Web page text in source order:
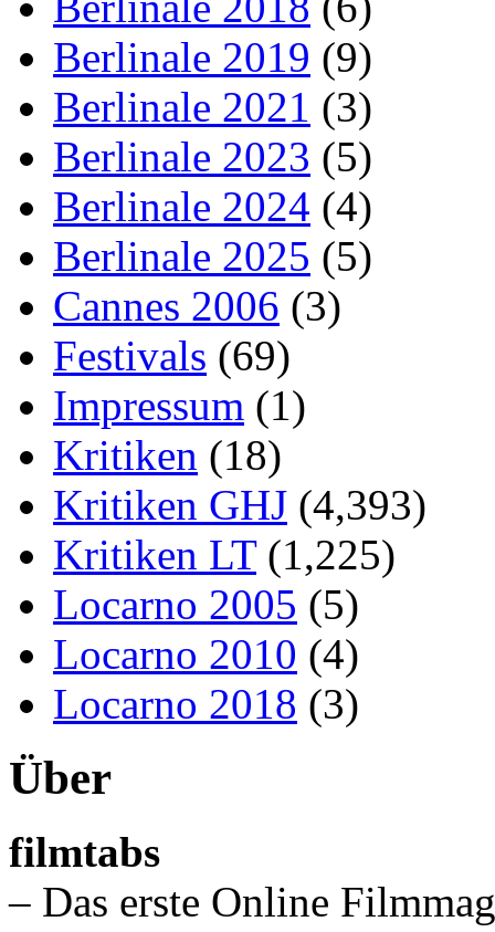
Berlinale 2019 (9)
Berlinale 2021 (3)
Berlinale 2023 (5)
Berlinale 2024 (4)
Berlinale 2025 (5)
Cannes 2006 (3)
Festivals (69)
Impressum (1)
Kritiken (18)
Kritiken GHJ (4,393)
Kritiken LT(1,225)
Locarno 2005 (5)
Locarno 2010 (4)
Locarno 2018 (3)
Über
filmtabs
– Das erste Online